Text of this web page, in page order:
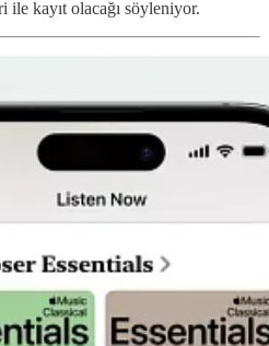
kayıt olacağı söyleniyor.